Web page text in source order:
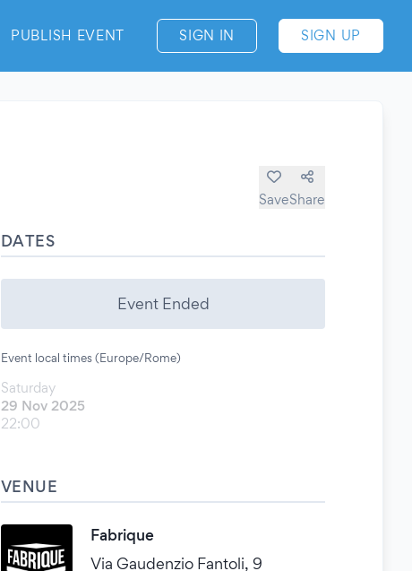
PUBLISH EVENT SIGN IN SIGN UP
SaveShare
DATES
Event Ended
Event local times (Europe/Rome)
Saturday
29 Nov 2025
22:00
VENUE
Fabrique
Via Gaudenzio Fantoli, 9